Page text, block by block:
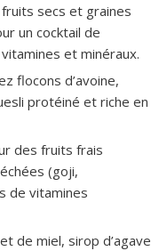
secs et graines
un cocktail de
et minéraux.
flocons d’avoine,
protéiné et riche en
des fruits frais
(goji,
de vitamines
de miel, sirop d’agave